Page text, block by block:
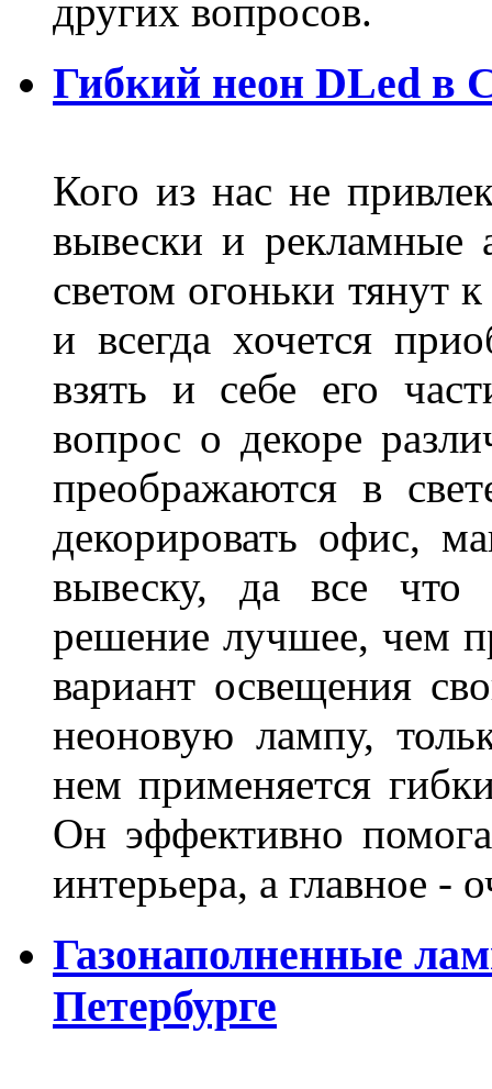
других вопросов.
Гибкий неон DLed в
Кого из нас не
вывески и рекламные
светом огоньки тянут
и всегда хочется
взять и себе его
вопрос о декоре
преображаются в
декорировать офис,
вывеску, да все
решение лучшее, чем
вариант освещения
неоновую лампу,
нем применяется
Он эффективно
интерьера, а главное
Газонаполненные
Петербурге